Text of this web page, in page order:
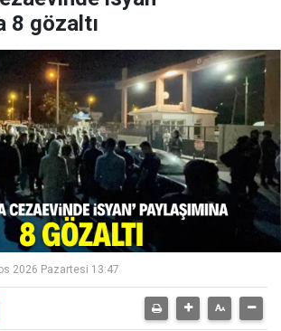
8 gözaltı
2026 Pazartesi 13:47